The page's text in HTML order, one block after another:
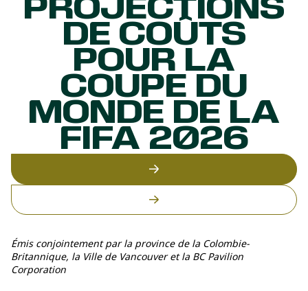
PROJECTIONS
DE COÛTS
POUR LA
COUPE DU
MONDE DE LA
FIFA 2026
Émis conjointement par la province de la Colombie-
Britannique, la Ville de Vancouver et la BC Pavilion
Corporation